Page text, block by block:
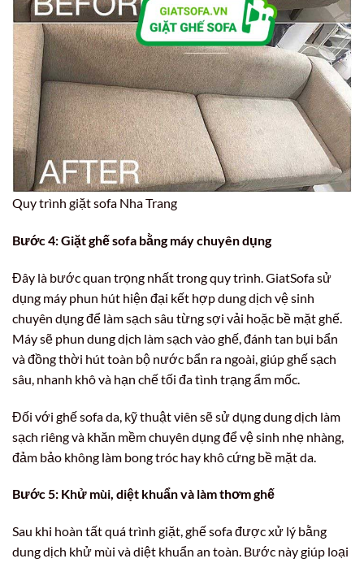
Quy trình giặt sofa Nha Trang
Bước 4: Giặt ghế sofa bằng máy chuyên dụng
Đây là bước quan trọng nhất trong quy trình. GiatSofa sử
dụng máy phun hút hiện đại kết hợp dung dịch vệ sinh
chuyên dụng để làm sạch sâu từng sợi vải hoặc bề mặt ghế.
Máy sẽ phun dung dịch làm sạch vào ghế, đánh tan bụi bẩn
và đồng thời hút toàn bộ nước bẩn ra ngoài, giúp ghế sạch
sâu, nhanh khô và hạn chế tối đa tình trạng ẩm mốc.
Đối với ghế sofa da, kỹ thuật viên sẽ sử dụng dung dịch làm
sạch riêng và khăn mềm chuyên dụng để vệ sinh nhẹ nhàng,
đảm bảo không làm bong tróc hay khô cứng bề mặt da.
Bước 5: Khử mùi, diệt khuẩn và làm thơm ghế
Sau khi hoàn tất quá trình giặt, ghế sofa được xử lý bằng
dung dịch khử mùi và diệt khuẩn an toàn. Bước này giúp loại